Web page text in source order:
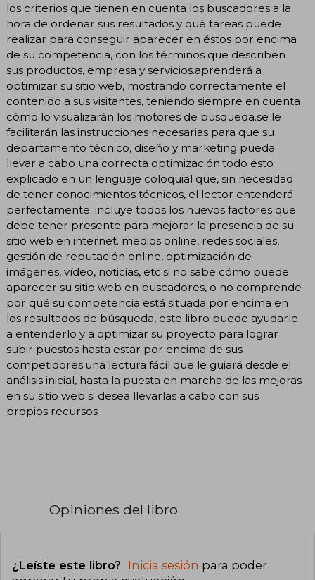
los criterios que tienen en cuenta los buscadores a la
hora de ordenar sus resultados y qué tareas puede
realizar para conseguir aparecer en éstos por encima
de su competencia, con los términos que describen
sus productos, empresa y servicios.aprenderá a
optimizar su sitio web, mostrando correctamente el
contenido a sus visitantes, teniendo siempre en cuenta
cómo lo visualizarán los motores de búsqueda.se le
facilitarán las instrucciones necesarias para que su
departamento técnico, diseño y marketing pueda
llevar a cabo una correcta optimización.todo esto
explicado en un lenguaje coloquial que, sin necesidad
de tener conocimientos técnicos, el lector entenderá
perfectamente. incluye todos los nuevos factores que
debe tener presente para mejorar la presencia de su
sitio web en internet. medios online, redes sociales,
gestión de reputación online, optimización de
imágenes, vídeo, noticias, etc.si no sabe cómo puede
aparecer su sitio web en buscadores, o no comprende
por qué su competencia está situada por encima en
los resultados de búsqueda, este libro puede ayudarle
a entenderlo y a optimizar su proyecto para lograr
subir puestos hasta estar por encima de sus
competidores.una lectura fácil que le guiará desde el
análisis inicial, hasta la puesta en marcha de las mejoras
en su sitio web si desea llevarlas a cabo con sus
propios recursos
Opiniones del libro
¿Leíste este libro? Inicia sesión para poder